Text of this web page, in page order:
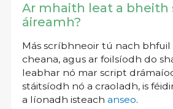
Ar mhaith leat a bheith
áireamh?
Más scríbhneoir tú nach bhfuil
cheana, agus ar foilsíodh do
leabhar nó mar script
stáitsíodh nó a craoladh, is
a líonadh isteach anseo.